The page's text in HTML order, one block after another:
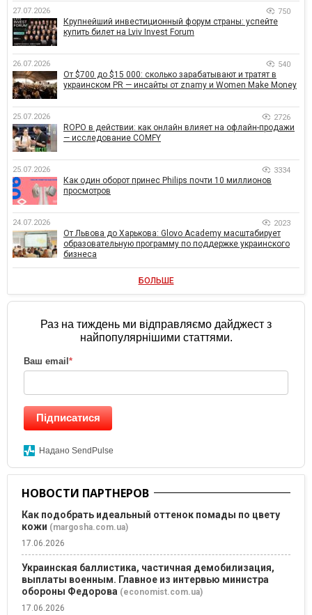
27.07.2026 750
Крупнейший инвестиционный форум страны: успейте
купить билет на Lviv Invest Forum
26.07.2026 540
От $700 до $15 000: сколько зарабатывают и тратят в
украинском PR — инсайты от znamy и Women Make Money
25.07.2026 2726
ROPO в действии: как онлайн влияет на офлайн-продажи
— исследование COMFY
25.07.2026 3334
Как один оборот принес Philips почти 10 миллионов
просмотров
24.07.2026 2023
От Львова до Харькова: Glovo Academy масштабирует
образовательную программу по поддержке украинского
бизнеса
БОЛЬШЕ
Раз на тиждень ми відправляємо дайджест з
найпопулярнішими статтями.
Ваш email *
Підписатися
Надано SendPulse
НОВОСТИ ПАРТНЕРОВ
Как подобрать идеальный оттенок помады по цвету
кожи (margosha.com.ua)
17.06.2026
Украинская баллистика, частичная демобилизация,
выплаты военным. Главное из интервью министра
обороны Федорова (economist.com.ua)
17.06.2026